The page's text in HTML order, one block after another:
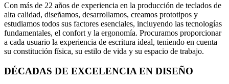
Con más de 22 años de experiencia en la producción de teclados de
alta calidad, diseñamos, desarrollamos, creamos prototipos y
estudiamos todos sus factores esenciales, incluyendo las tecnologías
fundamentales, el confort y la ergonomía. Procuramos proporcionar
a cada usuario la experiencia de escritura ideal, teniendo en cuenta
su constitución física, su estilo de vida y su espacio de trabajo.
DÉCADAS DE EXCELENCIA EN DISEÑO